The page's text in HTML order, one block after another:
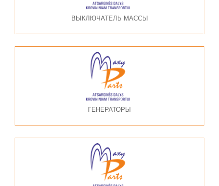
ВЫКЛЮЧАТЕЛЬ МАССЫ
ГЕНЕРАТОРЫ